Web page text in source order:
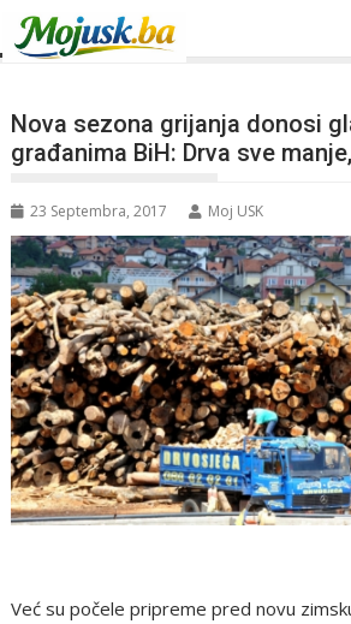
Nova sezona grijanja donosi
građanima BiH: Drva sve
23 Septembra, 2017 Moj USK
Već su počele pripreme pred novu